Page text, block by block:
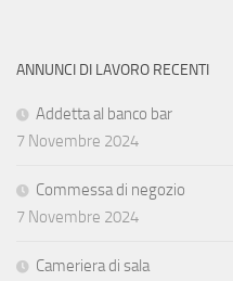
ANNUNCI DI LAVORO RECENTI
Addetta al banco bar
7 Novembre 2024
Commessa di negozio
7 Novembre 2024
Cameriera di sala